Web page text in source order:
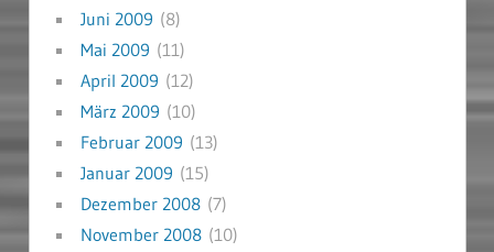
Juni 2009 (8)
Mai 2009 (11)
April 2009 (12)
März 2009 (10)
Februar 2009 (13)
Januar 2009 (15)
Dezember 2008(7)
November 2008(10)